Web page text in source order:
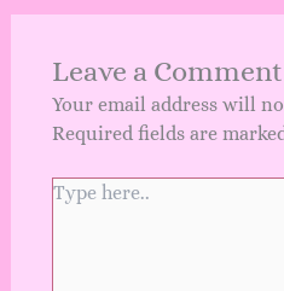
Leave a Comment
Your email address will
Required fields are
Type